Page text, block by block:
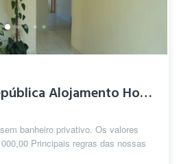
Pensão Jundiaí República Alojamento Hosp...
banheiro privativo. Os valores
Principais regras das nossas